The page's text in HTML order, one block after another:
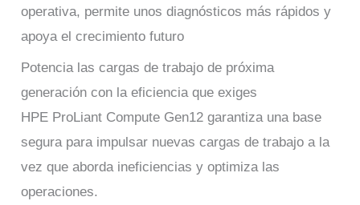
operativa, permite unos diagnósticos más rápidos y
apoya el crecimiento futuro
Potencia las cargas de trabajo de próxima
generación con la eficiencia que exiges
HPE ProLiant Compute Gen12 garantiza una base
segura para impulsar nuevas cargas de trabajo a la
vez que aborda ineficiencias y optimiza las
operaciones.